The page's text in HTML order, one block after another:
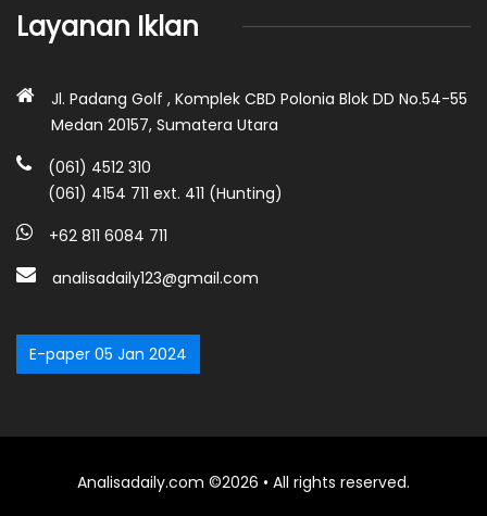
Layanan Iklan
Jl. Padang Golf , Komplek CBD Polonia Blok DD No.54-55
Medan 20157, Sumatera Utara
(061) 4512 310
(061) 4154 711 ext. 411 (Hunting)
+62 811 6084 711
analisadaily123@gmail.com
E-paper 05 Jan 2024
Analisadaily.com ©2026 • All rights reserved.